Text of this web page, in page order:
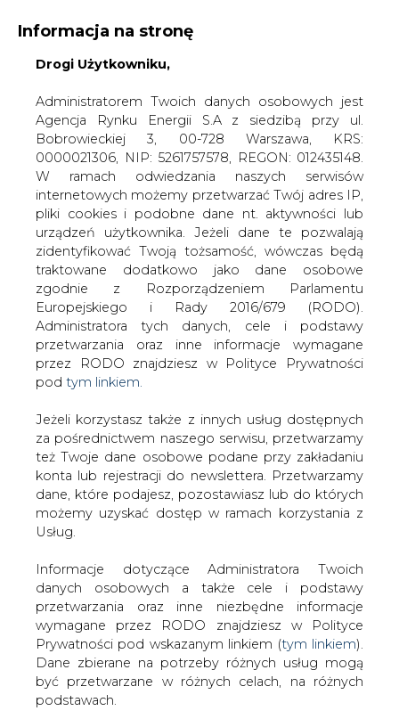
KONTAKT:
WYDAWCA PORTALU:
WYSOKI KONTRAST A A
ZALOGUJ SIĘ
WŁĄCZ CIRE.TV
Informacja na stronę
Drogi Użytkowniku,
Administratorem Twoich danych osobowych jest
Agencja Rynku Energii S.A z siedzibą przy ul.
Bobrowieckiej 3, 00-728 Warszawa, KRS:
0000021306, NIP: 5261757578, REGON: 012435148.
W ramach odwiedzania naszych serwisów
internetowych możemy przetwarzać Twój adres IP,
pliki cookies i podobne dane nt. aktywności lub
urządzeń użytkownika. Jeżeli dane te pozwalają
zidentyfikować Twoją tożsamość, wówczas będą
traktowane dodatkowo jako dane osobowe
zgodnie z Rozporządzeniem Parlamentu
Europejskiego i Rady 2016/679 (RODO).
Administratora tych danych, cele i podstawy
przetwarzania oraz inne informacje wymagane
przez RODO znajdziesz w Polityce Prywatności
pod tym linkiem.
Jeżeli korzystasz także z innych usług dostępnych
za pośrednictwem naszego serwisu, przetwarzamy
też Twoje dane osobowe podane przy zakładaniu
konta lub rejestracji do newslettera. Przetwarzamy
dane, które podajesz, pozostawiasz lub do których
możemy uzyskać dostęp w ramach korzystania z
Usług.
Informacje dotyczące Administratora Twoich
danych osobowych a także cele i podstawy
przetwarzania oraz inne niezbędne informacje
wymagane przez RODO znajdziesz w Polityce
Prywatności pod wskazanym linkiem (tym linkiem).
Dane zbierane na potrzeby różnych usług mogą
być przetwarzane w różnych celach, na różnych
podstawach.
Strona główna ATOM
Glapiński: NBP wyraża
gotowość wspierania rządowej strategii energetycznej
2021-04-09 18:00
skomentuj
udostępnij: